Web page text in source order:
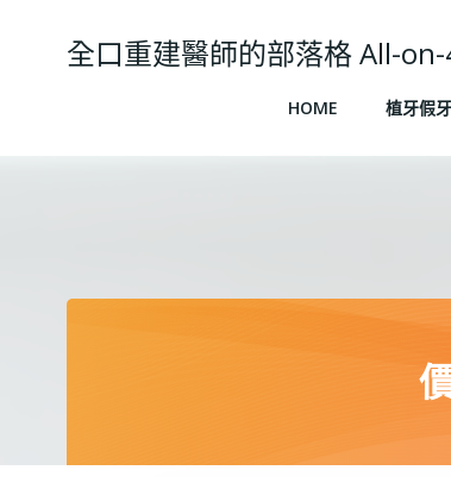
全口重建醫師的部落格 All-
HOME 植牙假